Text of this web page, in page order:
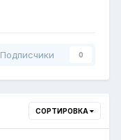
Подписчики 0
СОРТИРОВКА